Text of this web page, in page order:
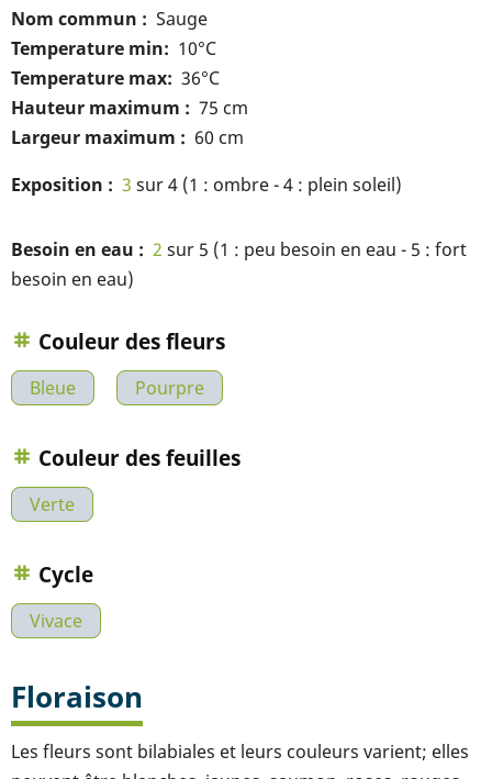
Nom commun
Sauge
Temperature min
10°C
Temperature max 36°C
Hauteur maximum
75 cm
Largeur maximum
60 cm
Exposition
3 sur 4 (1 : ombre - 4 : plein soleil)
Besoin en eau 2 sur 5 (1 : peu besoin en eau - 5 : fort
besoin en eau)
Couleur des fleurs
Bleue Pourpre
Couleur des feuilles
Verte
Cycle
Vivace
Floraison
Les fleurs sont bilabiales et leurs couleurs varient; elles